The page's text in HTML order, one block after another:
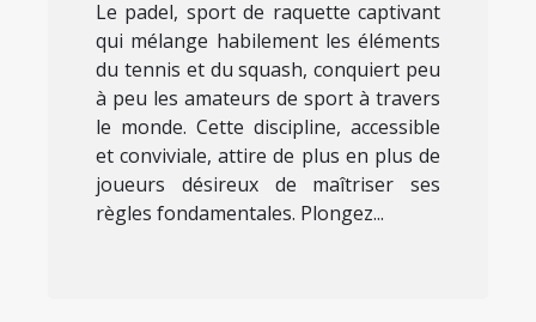
Le padel, sport de raquette captivant
qui mélange habilement les éléments
du tennis et du squash, conquiert peu
à peu les amateurs de sport à travers
le monde. Cette discipline, accessible
et conviviale, attire de plus en plus de
joueurs désireux de maîtriser ses
règles fondamentales. Plongez...